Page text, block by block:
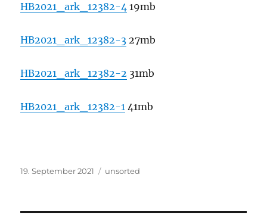
HB2021_ark_12382-4 19mb
HB2021_ark_12382-3 27mb
HB2021_ark_12382-2 31mb
HB2021_ark_12382-1 41mb
Veröffentlicht
19. September 2021 Kategorien
unsorted